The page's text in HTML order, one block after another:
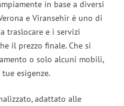
in base a diversi
e Viransehir è uno di
traslocare e i servizi
il prezzo finale. Che si
o solo alcuni mobili,
esigenze.
adattato alle